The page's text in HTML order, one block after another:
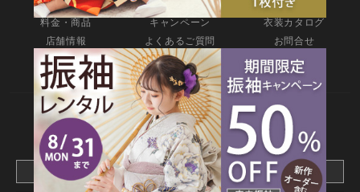
TOP 新着情報
撮影メニュー
料金・商品
キャンペーン
衣装カタログ
店舗情報
よくあるご質問
お問合せ
web撮影予約
CONTACT
webでご予約はこちら